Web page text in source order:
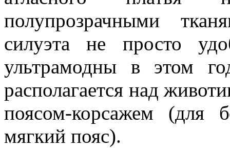
полупрозрачными
силуэта не просто
ультрамодны в этом
располагается над
поясом-корсажем (для
мягкий пояс).